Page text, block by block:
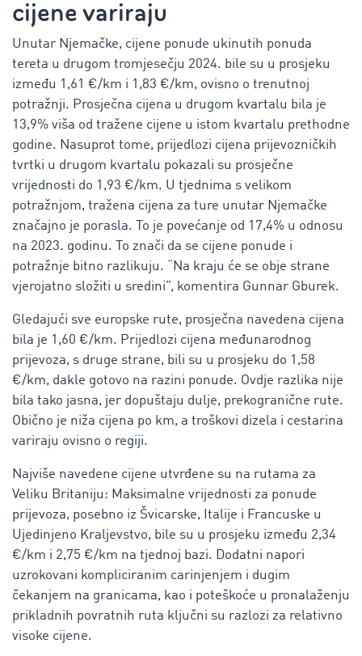
cijene variraju
Unutar Njemačke, cijene ponude ukinutih ponuda
tereta u drugom tromjesečju 2024. bile su u prosjeku
između 1,61 €/km i 1,83 €/km, ovisno o trenutnoj
potražnji. Prosječna cijena u drugom kvartalu bila je
13,9% viša od tražene cijene u istom kvartalu prethodne
godine. Nasuprot tome, prijedlozi cijena prijevozničkih
tvrtki u drugom kvartalu pokazali su prosječne
vrijednosti do 1,93 €/km. U tjednima s velikom
potražnjom, tražena cijena za ture unutar Njemačke
značajno je porasla. To je povećanje od 17,4% u odnosu
na 2023. godinu. To znači da se cijene ponude i
potražnje bitno razlikuju. “Na kraju će se obje strane
vjerojatno složiti u sredini”, komentira Gunnar Gburek.
Gledajući sve europske rute, prosječna navedena cijena
bila je 1,60 €/km. Prijedlozi cijena međunarodnog
prijevoza, s druge strane, bili su u prosjeku do 1,58
€/km, dakle gotovo na razini ponude. Ovdje razlika nije
bila tako jasna, jer dopuštaju dulje, prekogranične rute.
Obično je niža cijena po km, a troškovi dizela i cestarina
variraju ovisno o regiji.
Najviše navedene cijene utvrđene su na rutama za
Veliku Britaniju: Maksimalne vrijednosti za ponude
prijevoza, posebno iz Švicarske, Italije i Francuske u
Ujedinjeno Kraljevstvo, bile su u prosjeku između 2,34
€/km i 2,75 €/km na tjednoj bazi. Dodatni napori
uzrokovani kompliciranim carinjenjem i dugim
čekanjem na granicama, kao i poteškoće u pronalaženju
prikladnih povratnih ruta ključni su razlozi za relativno
visoke cijene.